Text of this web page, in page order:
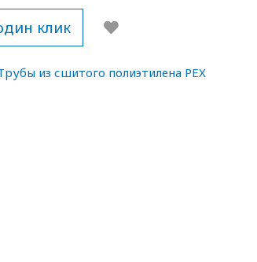
клик
из сшитого полиэтилена PEX